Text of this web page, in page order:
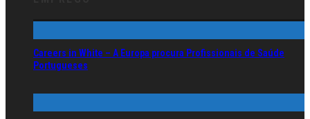
Careers in White – A Europa procura Profissionais de Saúde
Portugueses